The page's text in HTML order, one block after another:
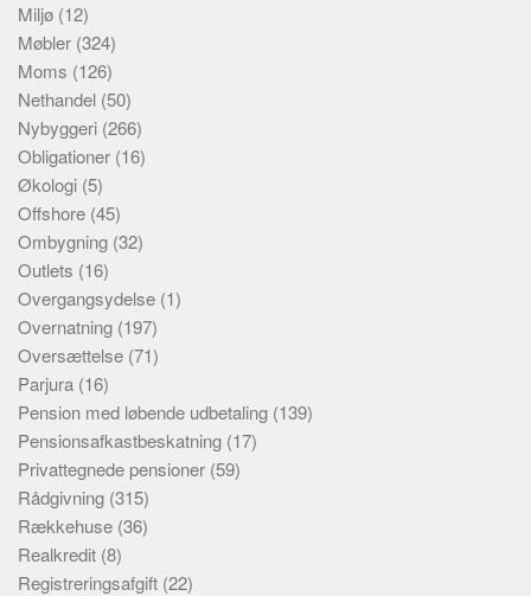
Miljø (12)
Møbler (324)
Moms (126)
Nethandel (50)
Nybyggeri (266)
Obligationer (16)
Økologi (5)
Offshore (45)
Ombygning (32)
Outlets (16)
Overgangsydelse (1)
Overnatning (197)
Oversættelse (71)
Parjura (16)
Pension med løbende udbetaling (139)
Pensionsafkastbeskatning (17)
Privattegnede pensioner (59)
Rådgivning (315)
Rækkehuse (36)
Realkredit (8)
Registreringsafgift (22)